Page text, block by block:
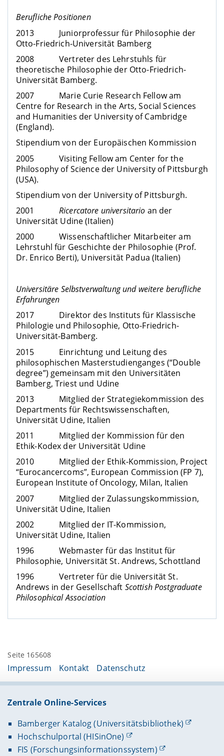
Berufliche Positionen
2013 Juniorprofessur für Philosophie der
Otto-Friedrich-Universität Bamberg
2008 Vertreter des Lehrstuhls für
theoretische Philosophie der Otto-Friedrich-
Universität Bamberg.
2007 Marie Curie Research Fellow am
Centre for Research in the Arts, Social Sciences
and Humanities der University of Cambridge
(England).
Stipendium von der Europäischen Kommission
2005 Visiting Fellow am Center for the
Philosophy of Science der University of Pittsburgh
(USA).
Stipendium von der University of Pittsburgh.
2001Ricercatore universitario an der
Universität Udine (Italien)
2000 Wissenschaftlicher Mitarbeiter am
Lehrstuhl für Geschichte der Philosophie (Prof.
Dr. Enrico Berti), Universität Padua (Italien)
Universitäre Selbstverwaltung und weitere berufliche
Erfahrungen
2017 Direktor des Instituts für Klassische
Philologie und Philosophie, Otto-Friedrich-
Universität-Bamberg.
2015 Einrichtung und Leitung des
philosophischen Masterstudienganges (“Double
degree”) gemeinsam mit den Universitäten
Bamberg, Triest und Udine
2013 Mitglied der Strategiekommission des
Departments für Rechtswissenschaften,
Universität Udine, Italien
2011 Mitglied der Kommission für den
Ethik-Kodex der Universität Udine
2010 Mitglied der Ethik-Kommission, Project
“Eurocancercoms”, European Commission (FP 7),
European Institute of Oncology, Milan, Italien
2007 Mitglied der Zulassungskommission,
Universität Udine, Italien
2002 Mitglied der IT-Kommission,
Universität Udine, Italien
1996 Webmaster für das Institut für
Philosophie, Universität St. Andrews, Schottland
1996 Vertreter für die Universität St.
Andrews in der Gesellschaft Scottish Postgraduate
Philosophical Association
Seite 165608
Impressum Kontakt Datenschutz
Zentrale Online-Services
Bamberger Katalog (Universitätsbibliothek)
Hochschulportal (HISinOne)
FIS (Forschungsinformationssystem)